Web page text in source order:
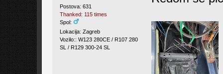
Postova: 631
Thanked: 115 times
Spol:
Lokacija: Zagreb
Vozilo:: W123 280CE / R107 280
SL / R129 300-24 SL